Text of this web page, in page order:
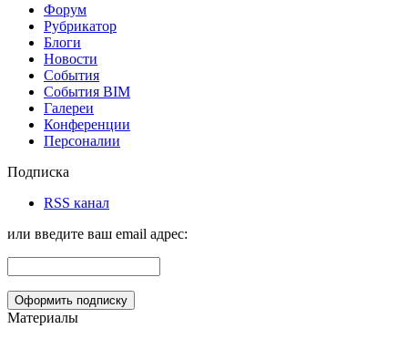
Форум
Рубрикатор
Блоги
Новости
События
События BIM
Галереи
Конференции
Персоналии
Подписка
RSS канал
или введите ваш email адрес:
Материалы